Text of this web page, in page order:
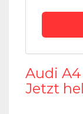
Audi A4
Jetzt